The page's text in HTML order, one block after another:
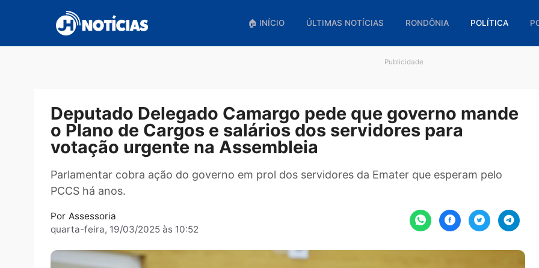
conteúdo
🏠 INÍCIO ÚLTIMAS NOTÍCIAS RONDÔNIA
Deputado Delegado Camargo pede que governo
o Plano de Cargos e salários dos servidores para
votação urgente na Assembleia
Parlamentar cobra ação do governo em prol dos servidores da Emater que esperam
PCCS há anos.
quarta-feira, 19/03/2025 às 10:52